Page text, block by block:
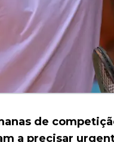
de
a precisar